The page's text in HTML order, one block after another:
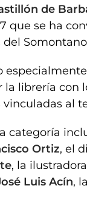
de
que se ha
librería con
al
categoría
Ortiz, el
, la ilustradora
Luis Acín,